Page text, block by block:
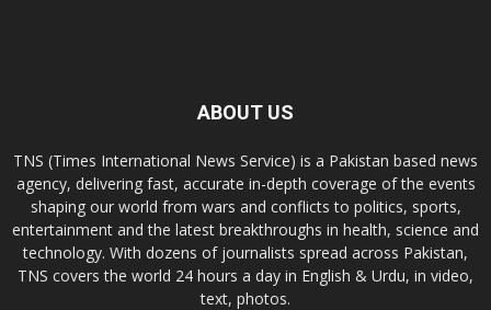
ABOUT US
TNS (Times International News Service) is a Pakistan based news
agency, delivering fast, accurate in-depth coverage of the events
shaping our world from wars and conflicts to politics, sports,
entertainment and the latest breakthroughs in health, science and
technology. With dozens of journalists spread across Pakistan,
TNS covers the world 24 hours a day in English & Urdu, in video,
text, photos.